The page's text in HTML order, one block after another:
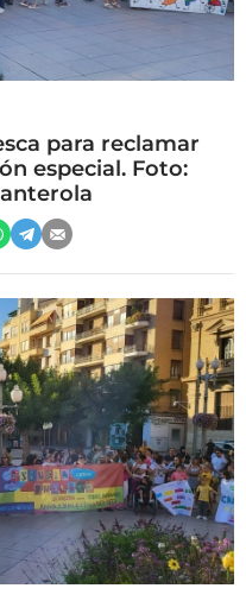
para reclamar
especial. Foto: